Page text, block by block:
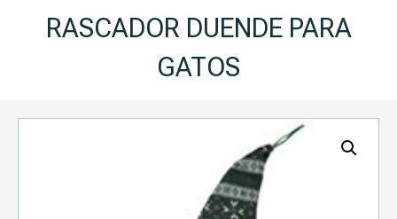
RASCADOR DUENDE PARA
GATOS